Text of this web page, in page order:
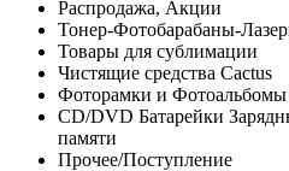
Распродажа, Акции
Тонер-Фотобарабаны-
Товары для сублимации
Чистящие средства Cactus
Фоторамки и Фотоальбомы
CD/DVD Батарейки
памяти
Прочее/Поступление